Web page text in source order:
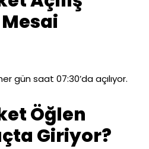
gün saat 07:30’da açılıyor.
Öğlen
Giriyor?